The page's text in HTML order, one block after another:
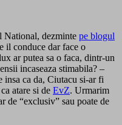
National, dezminte pe blogul
il conduce dar face o
ar putea sa o faca, dintr-un
incaseaza stimabila? –
insa ca da, Ciutacu si-ar fi
atare si de EvZ. Urmarim
de “exclusiv” sau poate de